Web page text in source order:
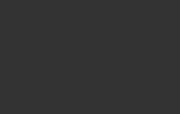
microfinance, read this
partners to
research on